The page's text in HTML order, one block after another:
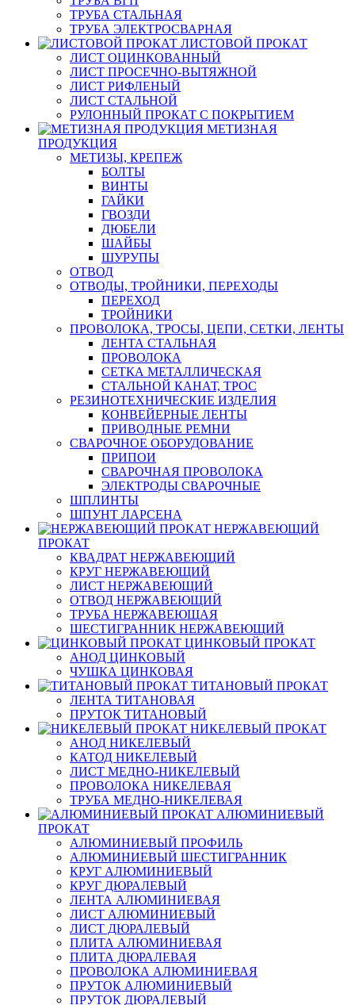
ТРУБА СТАЛЬНАЯ
ТРУБА ЭЛЕКТРОСВАРНАЯ
ЛИСТОВОЙ ПРОКАТ
ЛИСТ ОЦИНКОВАННЫЙ
ЛИСТ ПРОСЕЧНО-ВЫТЯЖНОЙ
ЛИСТ РИФЛЕНЫЙ
ЛИСТ СТАЛЬНОЙ
РУЛОННЫЙ ПРОКАТ С ПОКРЫТИЕМ
МЕТИЗНАЯ
ПРОДУКЦИЯ
МЕТИЗЫ, КРЕПЕЖ
БОЛТЫ
ВИНТЫ
ГАЙКИ
ГВОЗДИ
ДЮБЕЛИ
ШАЙБЫ
ШУРУПЫ
ОТВОД
ОТВОДЫ, ТРОЙНИКИ, ПЕРЕХОДЫ
ПЕРЕХОД
ТРОЙНИКИ
ПРОВОЛОКА, ТРОСЫ, ЦЕПИ, СЕТКИ, ЛЕНТЫ
ЛЕНТА СТАЛЬНАЯ
ПРОВОЛОКА
СЕТКА МЕТАЛЛИЧЕСКАЯ
СТАЛЬНОЙ КАНАТ, ТРОС
РЕЗИНОТЕХНИЧЕСКИЕ ИЗДЕЛИЯ
КОНВЕЙЕРНЫЕ ЛЕНТЫ
ПРИВОДНЫЕ РЕМНИ
СВАРОЧНОЕ ОБОРУДОВАНИЕ
ПРИПОИ
СВАРОЧНАЯ ПРОВОЛОКА
ЭЛЕКТРОДЫ СВАРОЧНЫЕ
ШПЛИНТЫ
ШПУНТ ЛАРСЕНА
НЕРЖАВЕЮЩИЙ
ПРОКАТ
КВАДРАТ НЕРЖАВЕЮЩИЙ
КРУГ НЕРЖАВЕЮЩИЙ
ЛИСТ НЕРЖАВЕЮЩИЙ
ОТВОД НЕРЖАВЕЮЩИЙ
ТРУБА НЕРЖАВЕЮЩАЯ
ШЕСТИГРАННИК НЕРЖАВЕЮЩИЙ
ЦИНКОВЫЙ ПРОКАТ
АНОД ЦИНКОВЫЙ
ЧУШКА ЦИНКОВАЯ
ТИТАНОВЫЙ ПРОКАТ
ЛЕНТА ТИТАНОВАЯ
ПРУТОК ТИТАНОВЫЙ
НИКЕЛЕВЫЙ ПРОКАТ
АНОД НИКЕЛЕВЫЙ
КАТОД НИКЕЛЕВЫЙ
ЛИСТ МЕДНО-НИКЕЛЕВЫЙ
ПРОВОЛОКА НИКЕЛЕВАЯ
ТРУБА МЕДНО-НИКЕЛЕВАЯ
АЛЮМИНИЕВЫЙ
ПРОКАТ
АЛЮМИНИЕВЫЙ ПРОФИЛЬ
АЛЮМИНИЕВЫЙ ШЕСТИГРАННИК
КРУГ АЛЮМИНИЕВЫЙ
КРУГ ДЮРАЛЕВЫЙ
ЛЕНТА АЛЮМИНИЕВАЯ
ЛИСТ АЛЮМИНИЕВЫЙ
ЛИСТ ДЮРАЛЕВЫЙ
ПЛИТА АЛЮМИНИЕВАЯ
ПЛИТА ДЮРАЛЕВАЯ
ПРОВОЛОКА АЛЮМИНИЕВАЯ
ПРУТОК АЛЮМИНИЕВЫЙ
ПРУТОК ДЮРАЛЕВЫЙ